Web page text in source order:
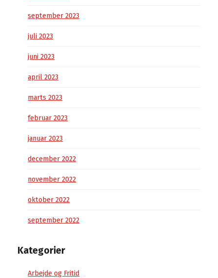
september 2023
juli 2023
juni 2023
april 2023
marts 2023
februar 2023
januar 2023
december 2022
november 2022
oktober 2022
september 2022
Kategorier
Arbejde og Fritid